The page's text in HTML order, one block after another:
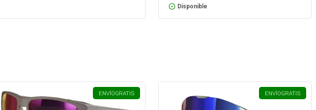
Disponible
ENVÍOGRATIS ENVÍOGRATIS